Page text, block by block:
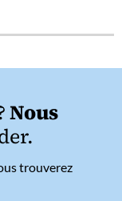
Nous
trouverez